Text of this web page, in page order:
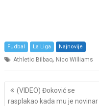
Fudbal La Liga Najnovije
Athletic Bilbao, Nico Williams
Post
navigation
(VIDEO) Đoković se
rasplakao kada mu je novinar